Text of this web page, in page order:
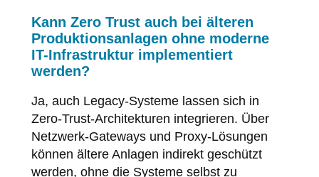
Kann Zero Trust auch bei älteren
Produktionsanlagen ohne moderne
IT-Infrastruktur implementiert
werden?
Ja, auch Legacy-Systeme lassen sich in
Zero-Trust-Architekturen integrieren. Über
Netzwerk-Gateways und Proxy-Lösungen
können ältere Anlagen indirekt geschützt
werden, ohne die Systeme selbst zu